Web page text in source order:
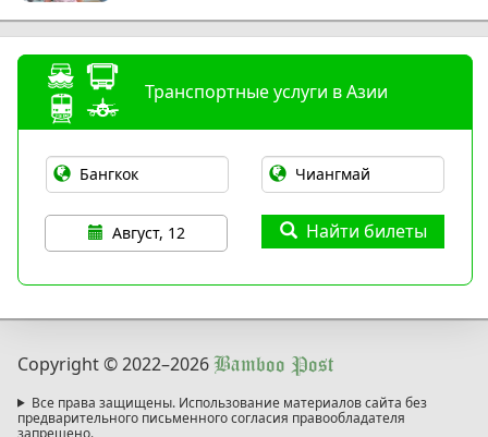
Транспортные услуги в Азии
Август, 12 Найти билеты
Copyright © 2022–2026 Bamboo Post
Все права защищены. Использование материалов сайта без
предварительного письменного согласия правообладателя
запрещено.